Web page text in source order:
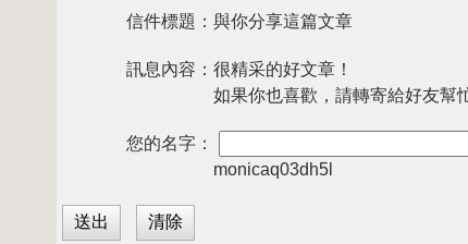
信件標題： 與你分享這篇文章
訊息內容： 很精采的好文章！
如果你也喜歡，請轉寄給好友幫
您的名字：
monicaq03dh5l